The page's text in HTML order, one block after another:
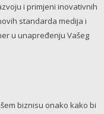
i primjeni inovativnih
standarda medija i
u unapređenju Vašeg
biznisu onako kako bi